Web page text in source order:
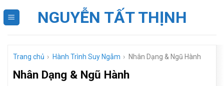
NGUYỄN TẤT THỊNH
Trang chủ › Hành Trình Suy Ngẫm › Nhân Dạng & Ngũ Hành
Nhân Dạng & Ngũ Hành